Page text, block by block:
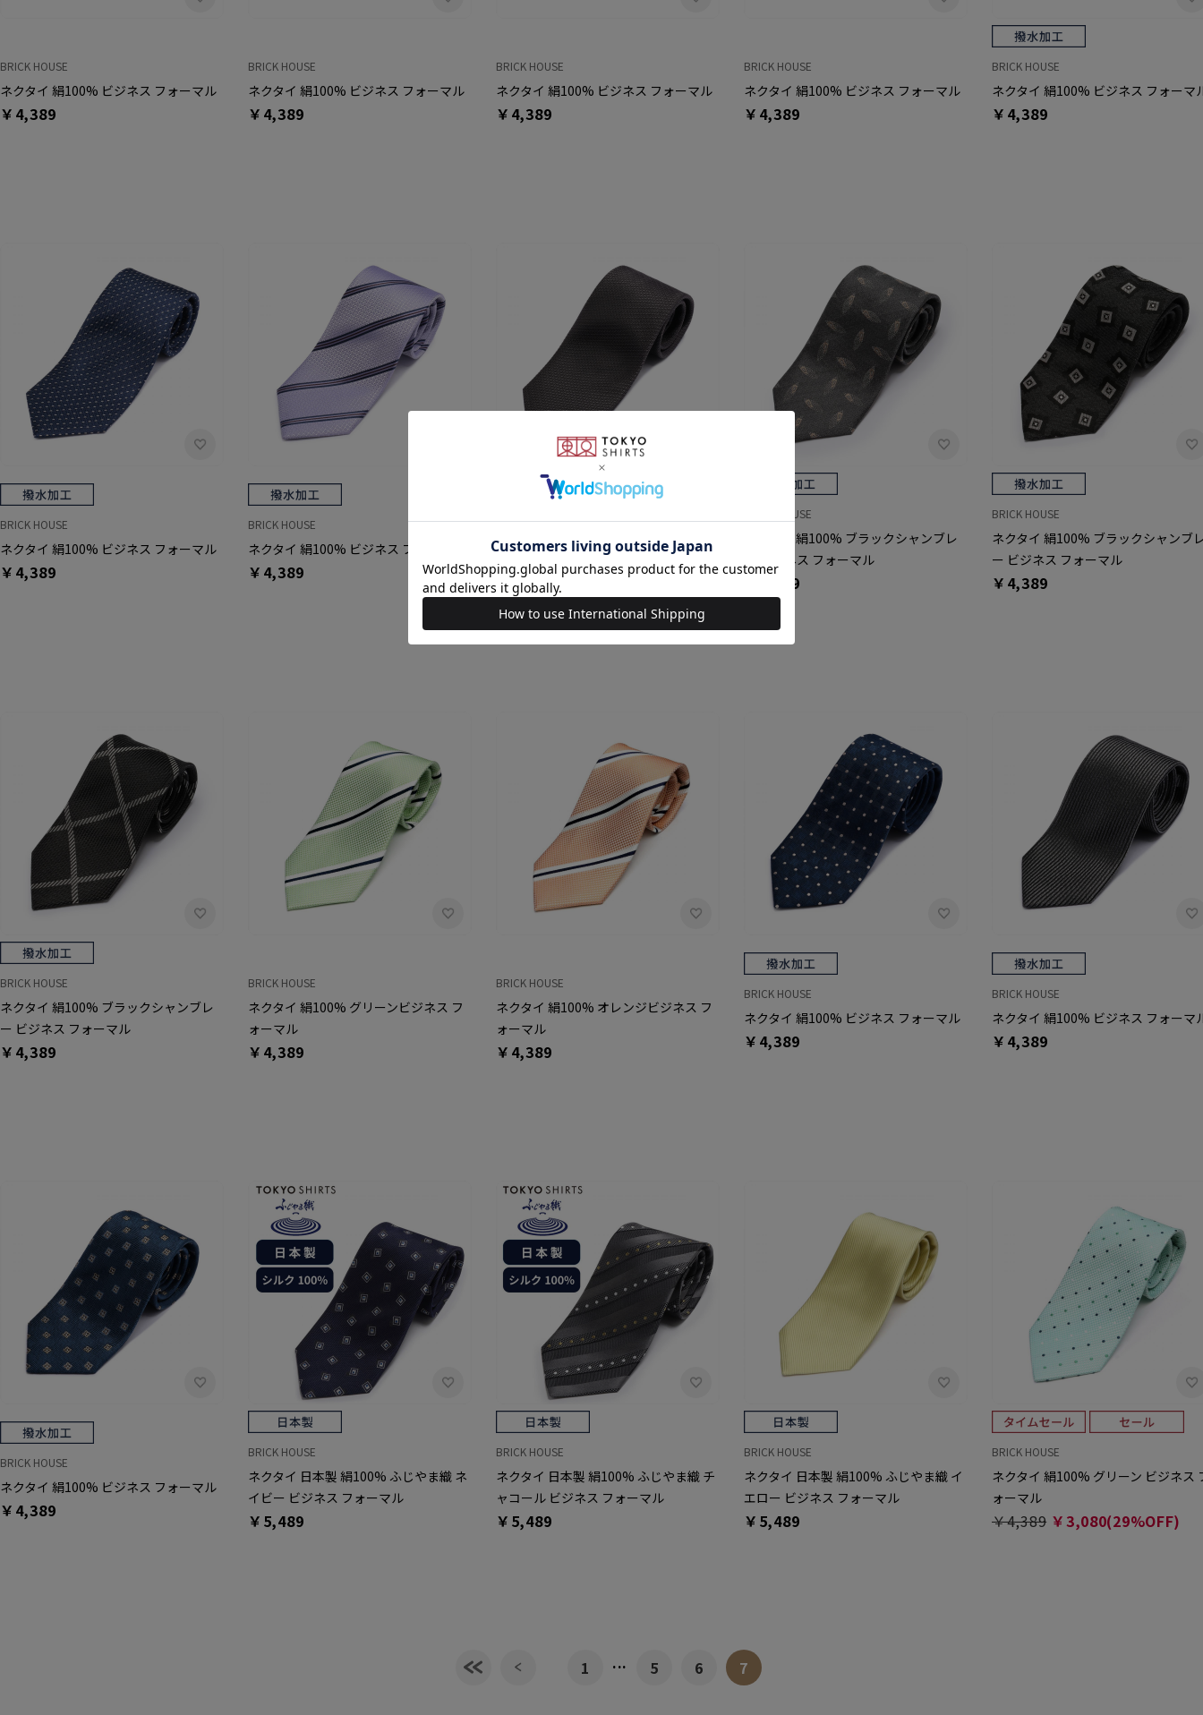
BRICK HOUSE
ネクタイ 絹100% ビジネス フォーマル
￥4,389
BRICK HOUSE
ネクタイ 絹100% ビジネス フォーマル
￥4,389
BRICK HOUSE
ネクタイ 絹100% ビジネス フォーマル
￥4,389
BRICK HOUSE
ネクタイ 絹100% ビジネス フォーマル
￥4,389
BRICK HOUSE
ネクタイ 絹100% ビジネス フォーマ
￥4,389
BRICK HOUSE
ネクタイ 絹100% ビジネス フォーマル
￥4,389
BRICK HOUSE
ネクタイ 絹100% ビジネス フォーマル
￥4,389
BRICK HOUSE
ネクタイ 絹100% ビジネス フォーマル
￥4,389
BRICK HOUSE
ネクタイ 絹100% ブラックシャンブレ
ー ビジネス フォーマル
￥4,389
BRICK HOUSE
ネクタイ 絹100% ブラックシャンブ
ー ビジネス フォーマル
￥4,389
BRICK HOUSE
ネクタイ 絹100% ブラックシャンブレ
ー ビジネス フォーマル
￥4,389
BRICK HOUSE
ネクタイ 絹100% グリーンビジネス フ
ォーマル
￥4,389
BRICK HOUSE
ネクタイ 絹100% オレンジビジネス フ
ォーマル
￥4,389
BRICK HOUSE
ネクタイ 絹100% ビジネス フォーマル
￥4,389
BRICK HOUSE
ネクタイ 絹100% ビジネス フォーマ
￥4,389
BRICK HOUSE
ネクタイ 絹100% ビジネス フォーマル
￥4,389
BRICK HOUSE
ネクタイ 日本製 絹100% ふじやま織 ネ
イビー ビジネス フォーマル
￥5,489
BRICK HOUSE
ネクタイ 日本製 絹100% ふじやま織 チ
ャコール ビジネス フォーマル
￥5,489
BRICK HOUSE
ネクタイ 日本製 絹100% ふじやま織 イ
エロー ビジネス フォーマル
￥5,489
BRICK HOUSE
ネクタイ 絹100% グリーン ビジネス
ォーマル
￥4,389 ￥3,080(29%OFF)
1 ... 5 6 7